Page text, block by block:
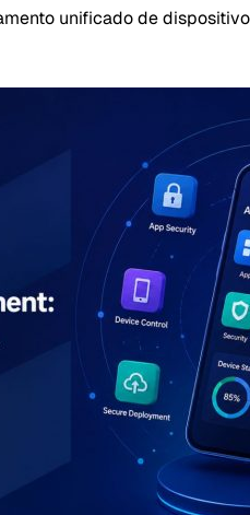
unificado de